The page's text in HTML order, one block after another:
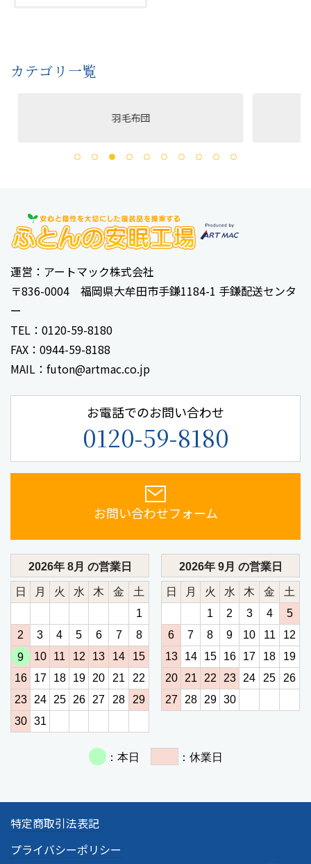
‹ 1 2
カテゴリ一覧
羽毛布団
運営：アートマック株式会社
〒836-0004 福岡県大牟田市手鎌1184-1 手鎌配送センタ
ー
TEL：0120-59-8180
FAX：0944-59-8188
MAIL：futon@artmac.co.jp
お電話でのお問い合わせ
0120-59-8180
お問い合わせフォーム
特定商取引法表記
プライバシーポリシー